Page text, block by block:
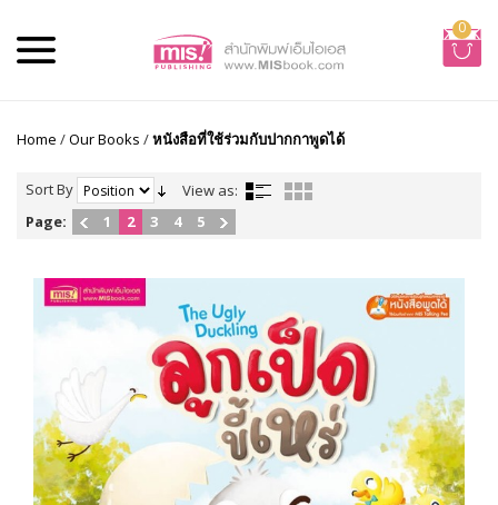
0
Home /Our Books /หนังสือที่ใช้ร่วมกับปากกาพูดได้
Sort By
View as:
Page:
1 2 3 4 5